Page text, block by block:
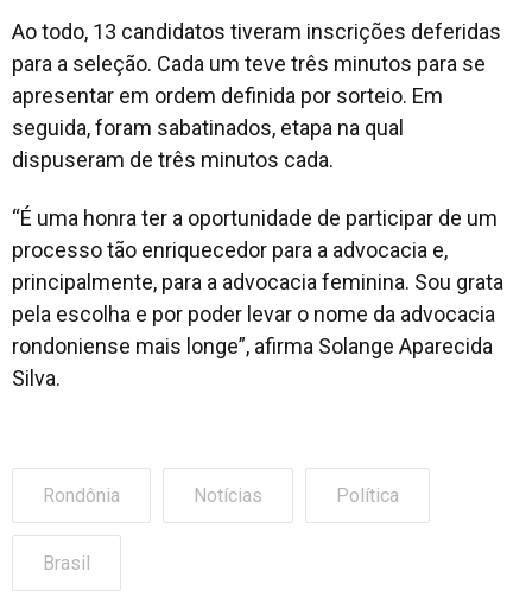
Ao todo, 13 candidatos tiveram inscrições deferidas
para a seleção. Cada um teve três minutos para se
apresentar em ordem definida por sorteio. Em
seguida, foram sabatinados, etapa na qual
dispuseram de três minutos cada.
“É uma honra ter a oportunidade de participar de um
processo tão enriquecedor para a advocacia e,
principalmente, para a advocacia feminina. Sou grata
pela escolha e por poder levar o nome da advocacia
rondoniense mais longe”, afirma Solange Aparecida
Silva.
Rondônia Notícias Política
Brasil